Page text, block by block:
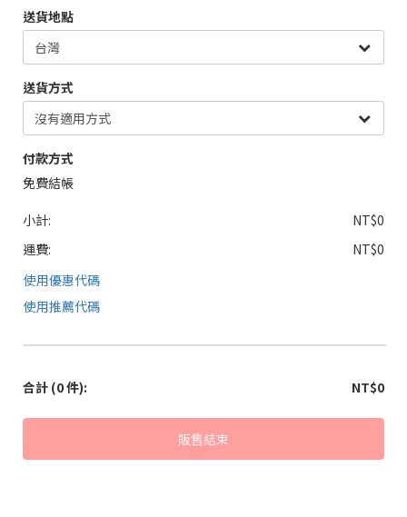
送貨地點
送貨方式
付款方式
免費結帳
小計:
NT$0
運費:
NT$0
使用優惠代碼
使用推薦代碼
合計 (0 件): NT$0
販售結束